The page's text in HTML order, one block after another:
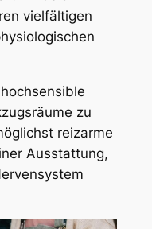
vielfältigen
zu
reizarme
Ausstattung,